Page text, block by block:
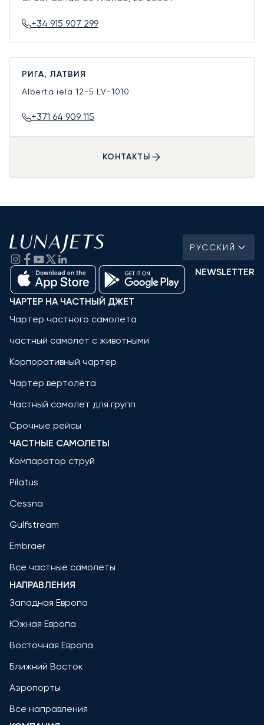
+34 915 907 299
РИГА, ЛАТВИЯ
Alberta iela 12-5 LV-1010
+371 64 909 115
КОНТАКТЫ
РУССКИЙ
NEWSLETTER
ЧАРТЕР НА ЧАСТНЫЙ ДЖЕТ
Чартер частного самолета
частный самолет с животными
Корпоративный чартер
Чартер вертолёта
Частный самолет для групп
Срочные рейсы
ЧАСТНЫЕ САМОЛЕТЫ
Компаратор струй
Pilatus
Cessna
Gulfstream
Embraer
Все частные самолеты
НАПРАВЛЕНИЯ
Западная Европа
Южная Европа
Восточная Европа
Ближний Восток
Аэропорты
Все направления